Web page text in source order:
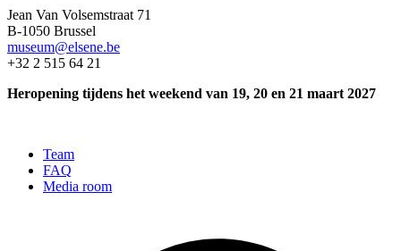
Jean Van Volsemstraat 71
B-1050 Brussel
museum@elsene.be
+32 2 515 64 21
Heropening tijdens het weekend van 19, 20 en 21 maart 2027
Team
FAQ
Media room